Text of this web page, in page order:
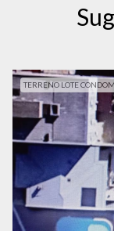
TERRENO LOTE